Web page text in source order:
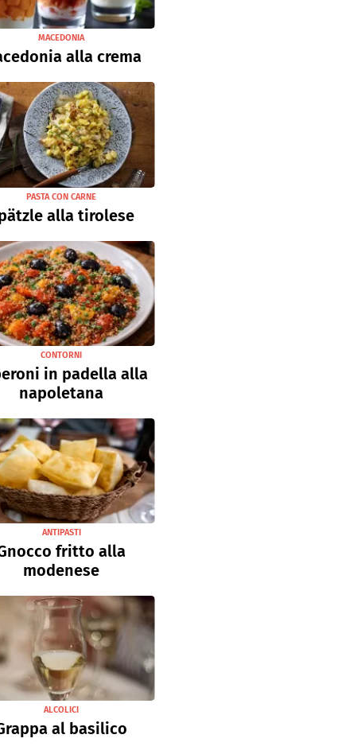
MACEDONIA
alla crema
PASTA CON CARNE
alla tirolese
CONTORNI
in padella alla
napoletana
ANTIPASTI
fritto alla
modenese
ALCOLICI
al basilico